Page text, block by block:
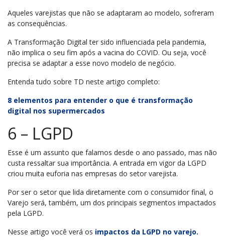
Aqueles varejistas que não se adaptaram ao modelo, sofreram
as consequências.
A Transformação Digital ter sido influenciada pela pandemia,
não implica o seu fim após a vacina do COVID. Ou seja, você
precisa se adaptar a esse novo modelo de negócio.
Entenda tudo sobre TD neste artigo completo:
8 elementos para entender o que é transformação
digital nos supermercados
6 – LGPD
Esse é um assunto que falamos desde o ano passado, mas não
custa ressaltar sua importância. A entrada em vigor da LGPD
criou muita euforia nas empresas do setor varejista.
Por ser o setor que lida diretamente com o consumidor final, o
Varejo será, também, um dos principais segmentos impactados
pela LGPD.
Nesse artigo você verá os impactos da LGPD no varejo.